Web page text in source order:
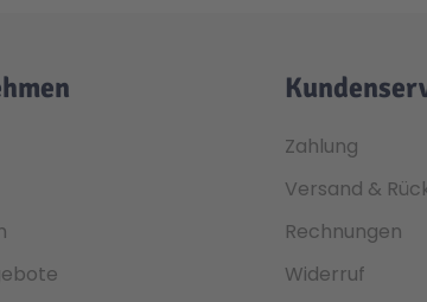
Zahlung
Versand &
Rechnungen
Widerruf